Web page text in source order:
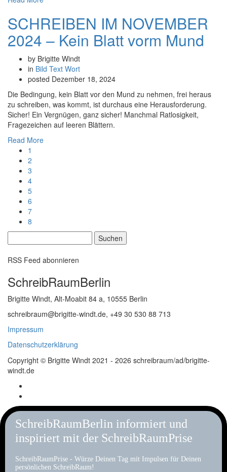
SCHREIBEN IM NOVEMBER
2024 – Kein Blatt vorm Mund
by Brigitte Windt
in Bild Text Wort
posted Dezember 18, 2024
Die Bedingung, kein Blatt vor den Mund zu nehmen, frei heraus
zu schreiben, was kommt, ist durchaus eine Herausforderung.
Sicher! Ein Vergnügen, ganz sicher! Manchmal Ratlosigkeit,
Fragezeichen auf leeren Blättern.
Read More
1
2
3
4
5
6
7
8
nach:
RSS Feed abonnieren
SchreibRaumBerlin
Brigitte Windt, Alt-Moabit 84 a, 10555 Berlin
schreibraum@brigitte-windt.de, +49 30 530 88 713
Impressum
Datenschutzerklärung
Copyright © Brigitte Windt 2021 - 2026 schreibraum/ad/brigitte-
windt.de
SchreibRaumBerlin informiert und
inspiriert mit der SchreibRaumPrise
SchreibRaumPrise - Würze Deinen Tag mit Impulsen für Deinen
persönlichen SchreibRaum!